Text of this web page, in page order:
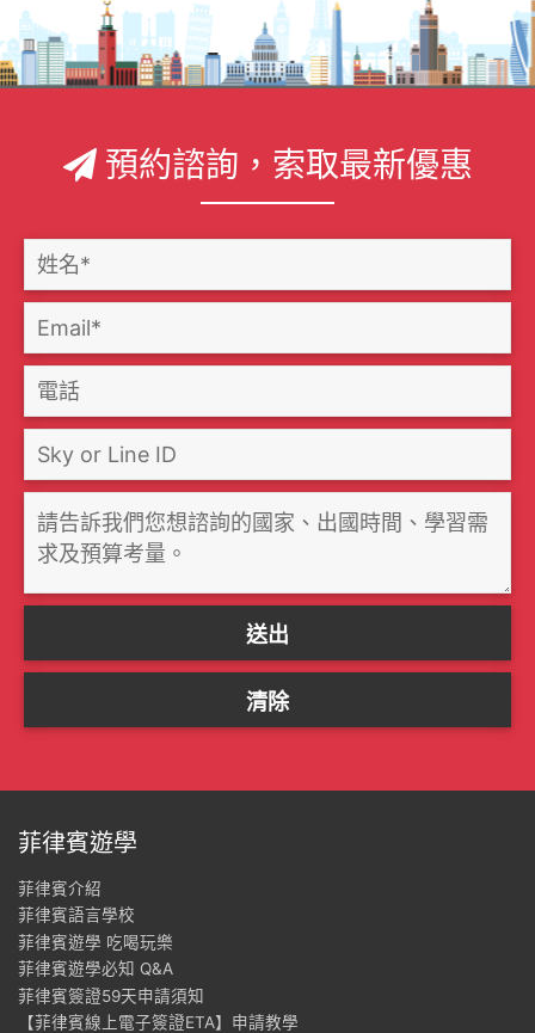
預約諮詢，索取最新優惠
菲律賓遊學
菲律賓介紹
菲律賓語言學校
菲律賓遊學 吃喝玩樂
菲律賓遊學必知 Q&A
菲律賓簽證59天申請須知
【菲律賓線上電子簽證ETA】申請教學